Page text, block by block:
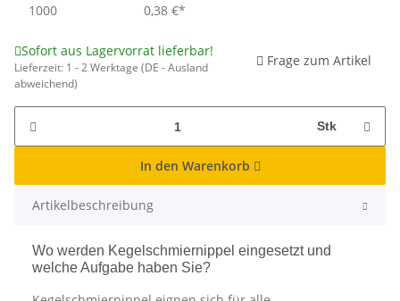
1000
0,38 €*
Sofort aus Lagervorrat lieferbar!
Lieferzeit: 1 - 2 Werktage (DE - Ausland
abweichend)
Frage zum Artikel
Stk
In den Warenkorb
Artikelbeschreibung
Wo werden Kegelschmiernippel eingesetzt und
welche Aufgabe haben Sie?